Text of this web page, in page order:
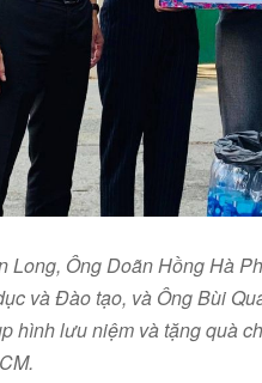
Long, Ông Doãn Hồng Hà
và Đào tạo, và Ông Bùi
hình lưu niệm và tặng quà